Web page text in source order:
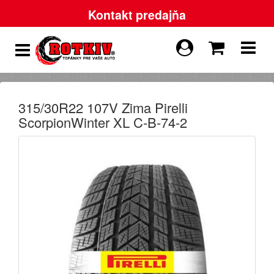
Kontakt predajňa
315/30R22 107V Zima Pirelli
ScorpionWinter XL C-B-74-2